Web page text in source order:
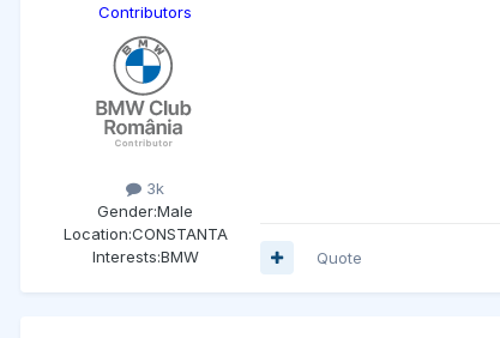
Contributors
3k
Gender:Male
Location:CONSTANTA
Interests:BMW Quote